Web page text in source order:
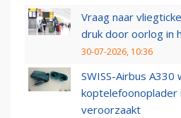
Vraag naar
druk door oorlog in
30-07-2026, 10:36
SWISS-Airbus
koptelefoonoplader
veroorzaakt